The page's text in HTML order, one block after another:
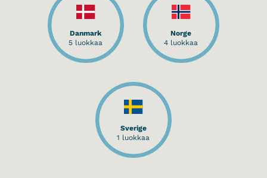
Danmark
5 luokkaa
Norge
4 luokkaa
Sverige
1 luokkaa